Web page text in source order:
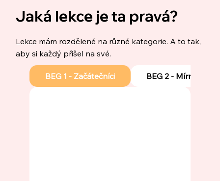
Jaká lekce je ta pravá?
Lekce mám rozdělené na různé kategorie. A to tak,
aby si každý přišel na své.
BEG 1 - Začátečníci BEG 2 - Mírně